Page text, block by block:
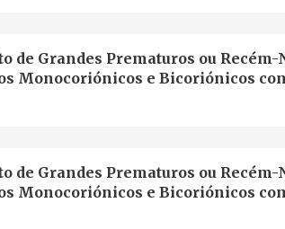
de Grandes Prematuros ou
Monocoriónicos e Bicoriónicos
de Grandes Prematuros ou
Monocoriónicos e Bicoriónicos